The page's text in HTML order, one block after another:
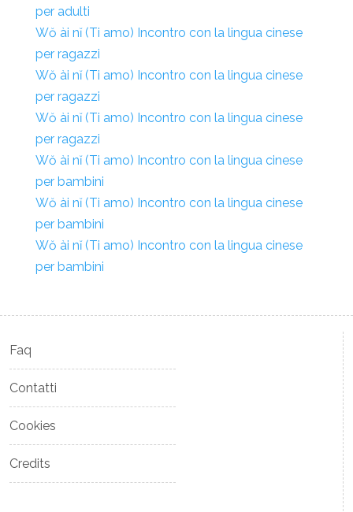
per adulti
Wŏ ài nĭ (Ti amo) Incontro con la lingua cinese
per ragazzi
Wŏ ài nĭ (Ti amo) Incontro con la lingua cinese
per ragazzi
Wŏ ài nĭ (Ti amo) Incontro con la lingua cinese
per ragazzi
Wŏ ài nĭ (Ti amo) Incontro con la lingua cinese
per bambini
Wŏ ài nĭ (Ti amo) Incontro con la lingua cinese
per bambini
Wŏ ài nĭ (Ti amo) Incontro con la lingua cinese
per bambini
Faq
Contatti
Cookies
Credits